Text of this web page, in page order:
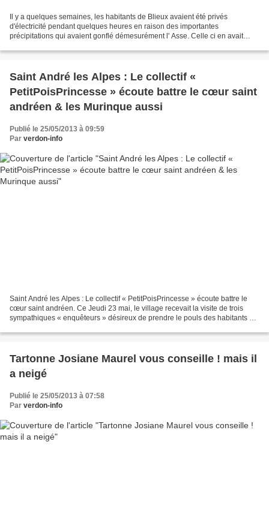
Il y a quelques semaines, les habitants de Blieux avaient été privés
d'électricité pendant quelques heures en raison des importantes
précipitations qui avaient gonflé démesurément l' Asse. Celle ci en avait
Saint André les Alpes : Le collectif «
PetitPoisPrincesse » écoute battre le cœur saint
andréen & les Murinque aussi
Publié le 25/05/2013 à 09:59
Par verdon-info
Saint André les Alpes : Le collectif « PetitPoisPrincesse » écoute battre le
cœur saint andréen. Ce Jeudi 23 mai, le village recevait la visite de trois
sympathiques « enquêteurs » désireux de prendre le pouls des habitants du
Tartonne Josiane Maurel vous conseille ! mais il
a neigé
Publié le 25/05/2013 à 07:58
Par verdon-info